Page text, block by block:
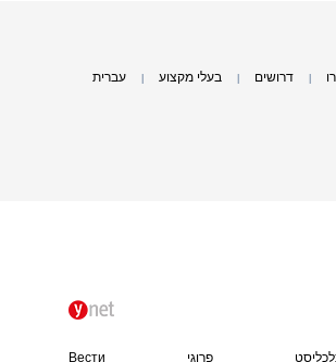
דרושים בעלי מקצוע עברית
פרוגי Вести